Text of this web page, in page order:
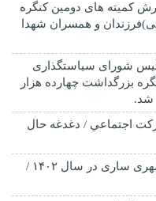
کمیته های دومین کنگره
و همسران شهدا
شورای سیاستگذاری
بزرگداشت چهارده هزار
شد.
اجتماعي / دغدغه حال
پخش ۲۰ هزار تن آسفالت در معابرشهری ساری در سال ۱۴۰۲ /